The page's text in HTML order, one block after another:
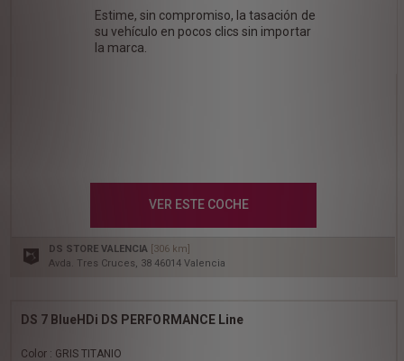
Estime, sin compromiso, la tasación de
su vehículo en pocos clics sin importar
la marca.
VER ESTE COCHE
DS STORE VALENCIA [306 km]
Avda. Tres Cruces, 38 46014 Valencia
DS 7 BlueHDi DS PERFORMANCE Line
Color : GRIS TITANIO